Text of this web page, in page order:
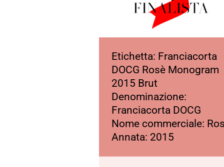
Etichetta: Franciacorta
DOCG Rosè Monogram
2015 Brut
Denominazione:
Franciacorta DOCG
Nome commerciale:
Annata: 2015